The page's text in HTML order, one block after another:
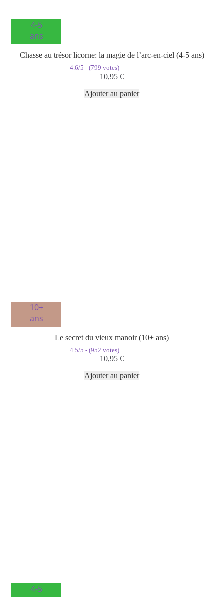
4-5
ans
Chasse au trésor licorne: la magie de l’arc-en-ciel (4-5 ans)
4.6/5 - (799 votes)
10,95 €
Ajouter au panier
10+
ans
Le secret du vieux manoir (10+ ans)
4.5/5 - (952 votes)
10,95 €
Ajouter au panier
4-5